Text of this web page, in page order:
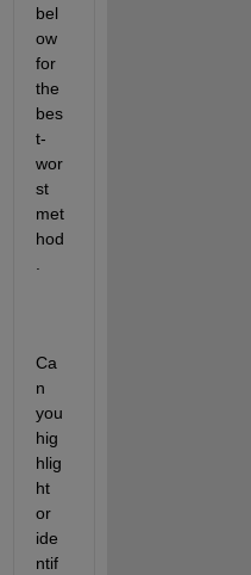
bel
ow
for
the
bes
t-
wor
st
met
hod
Ca
n
you
hig
hlig
ht
or
ide
ntif